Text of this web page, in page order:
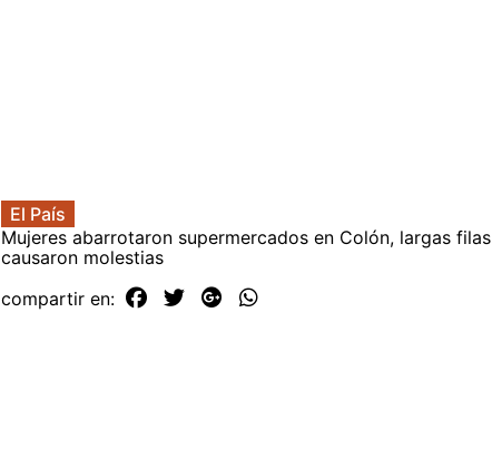
El País
Mujeres abarrotaron supermercados en Colón, largas filas
causaron molestias
compartir en: